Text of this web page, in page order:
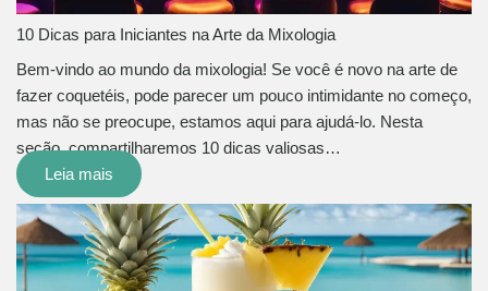
10 Dicas para Iniciantes na Arte da Mixologia
Bem-vindo ao mundo da mixologia! Se você é novo na arte de
fazer coquetéis, pode parecer um pouco intimidante no começo,
mas não se preocupe, estamos aqui para ajudá-lo. Nesta
seção, compartilharemos 10 dicas valiosas…
Leia mais